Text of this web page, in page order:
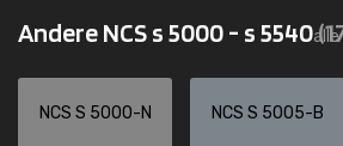
Andere NCS s 5000 - s 5540
NCS S 5000-N NCS S 5005-B